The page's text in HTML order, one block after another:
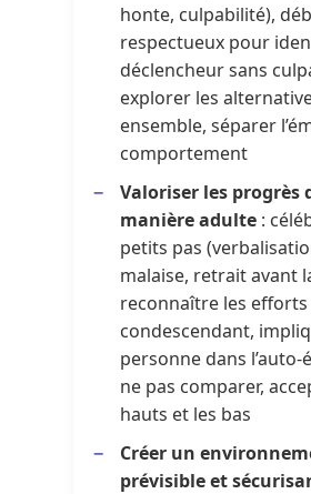
honte, culpabilité),
respectueux pour
déclencheur sans
explorer les
ensemble, séparer
comportement
Valoriser les progrès
manière adulte :
petits pas
malaise, retrait avant
reconnaître les
condescendant,
personne dans l’auto-
ne pas comparer,
hauts et les bas
Créer un
prévisible et